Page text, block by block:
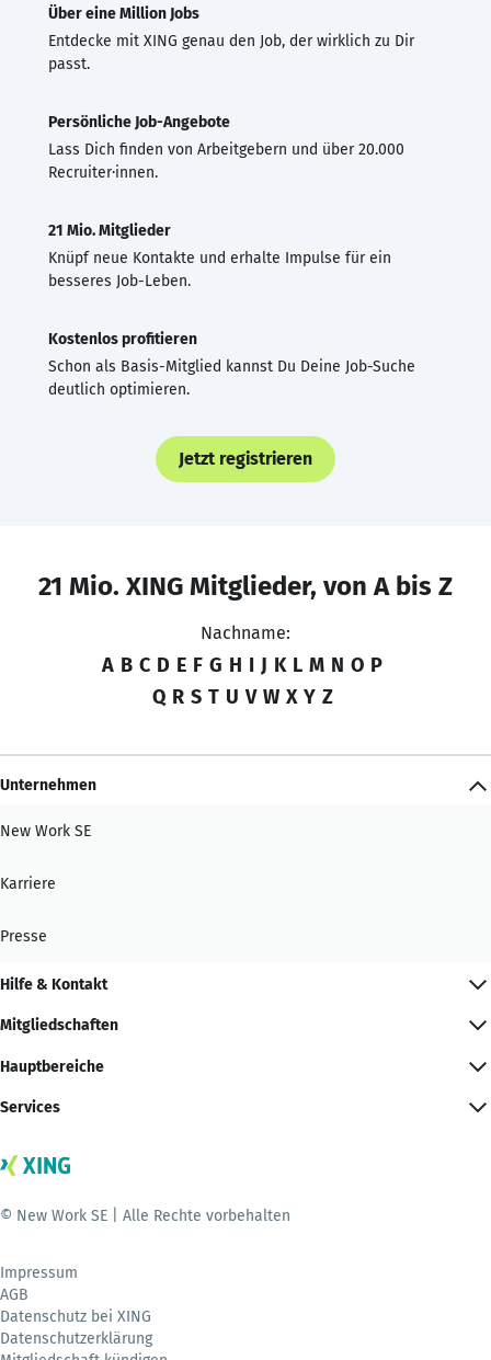
Über eine Million Jobs
Entdecke mit XING genau den Job, der wirklich zu Dir
passt.
Persönliche Job-Angebote
Lass Dich finden von Arbeitgebern und über 20.000
Recruiter·innen.
21 Mio. Mitglieder
Knüpf neue Kontakte und erhalte Impulse für ein
besseres Job-Leben.
Kostenlos profitieren
Schon als Basis-Mitglied kannst Du Deine Job-Suche
deutlich optimieren.
Jetzt registrieren
21 Mio. XING Mitglieder, von A bis Z
Nachname:
A B C D E F G H I J K L M N O P
Q R S T U V W X Y Z
Unternehmen
New Work SE
Karriere
Presse
Hilfe & Kontakt
Mitgliedschaften
Hauptbereiche
Services
© New Work SE | Alle Rechte vorbehalten
Impressum
AGB
Datenschutz bei XING
Datenschutzerklärung